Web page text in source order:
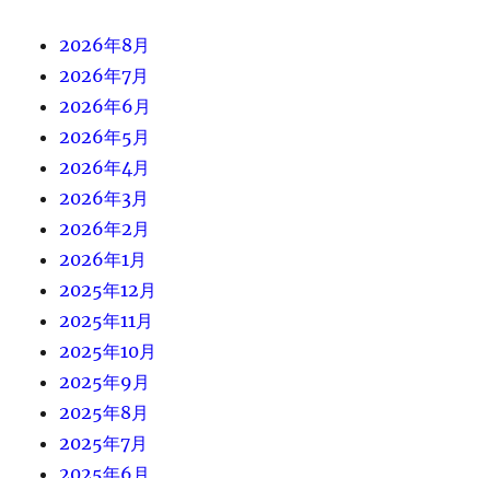
2026年8月
2026年7月
2026年6月
2026年5月
2026年4月
2026年3月
2026年2月
2026年1月
2025年12月
2025年11月
2025年10月
2025年9月
2025年8月
2025年7月